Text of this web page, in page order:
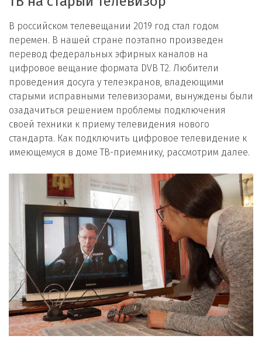
В российском телевещании 2019 год стал годом
перемен. В нашей стране поэтапно произведен
перевод федеральных эфирных каналов на
цифровое вещание формата DVB T2. Любители
проведения досуга у телеэкранов, владеющими
старыми исправными телевизорами, вынуждены были
озадачиться решением проблемы подключения
своей техники к приему телевидения нового
стандарта. Как подключить цифровое телевидение к
имеющемуся в доме ТВ-приемнику, рассмотрим далее.